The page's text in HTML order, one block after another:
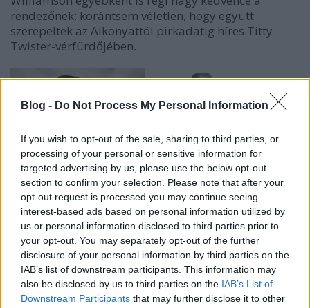
Blog - Do Not Process My Personal Information
If you wish to opt-out of the sale, sharing to third parties, or
processing of your personal or sensitive information for
targeted advertising by us, please use the below opt-out
section to confirm your selection. Please note that after your
opt-out request is processed you may continue seeing
interest-based ads based on personal information utilized by
us or personal information disclosed to third parties prior to
your opt-out. You may separately opt-out of the further
disclosure of your personal information by third parties on the
IAB’s list of downstream participants. This information may
also be disclosed by us to third parties on the IAB’s List of
Downstream Participants that may further disclose it to other
rendezőnek: korántsem véletlen, hogy együtt
szerepeltek az Alkonyattól pirkadatig híres Titty
Twister-vérfürdőjében.
Megmondom én nektek, miről szól a Like a Virgin!
Verdikt
Fred Williamson íróként és színészként is úttörő
munkát végzett, hiszen az ex-futballsztár olyan
hősöket és történettípusokat adoptált, melyek
sokáig tabunak számítottak az afro-amerikai
színészek számára. ABoss Niggerjóval tovább megy